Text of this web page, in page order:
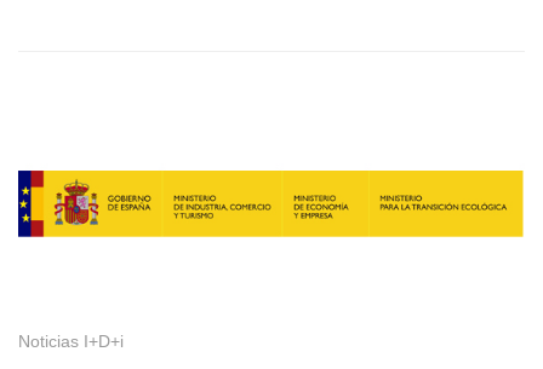
Noticias I+D+i